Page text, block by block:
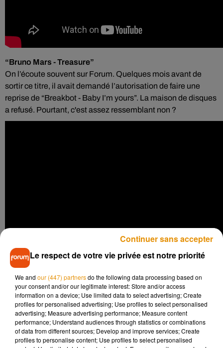
“Bruno Mars - Treasure”
On l’écoute souvent sur Forum. Quelques mois avant de
sortir ce titre, il avait demandé l’autorisation de faire une
reprise de “Breakbot - Baby I’m yours”. La maison de disques
a refusé. Pourtant, c'est assez ressemblant non ?
Le respect de votre vie privée est notre priorité
We and our (447) partnersdo the following data processing based on
your consent and/or our legitimate interest: Store and/or access
information on a device; Use limited data to select advertising; Create
profiles for personalised advertising; Use profiles to select personalised
advertising; Measure advertising performance; Measure content
performance; Understand audiences through statistics or combinations
of data from different sources; Develop and improve services; Create
profiles to personalise content; Use profiles to select personalised
Continuer sans accepter